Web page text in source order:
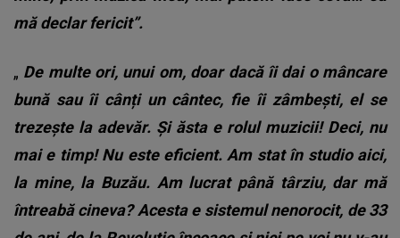
mă declar fericit”.
„ De multe ori, unui om, doar dacă îi dai o mâncare
bună sau îi cânți un cântec, fie îi zâmbești, el se
trezește la adevăr. Și ăsta e rolul muzicii! Deci, nu
mai e timp! Nu este eficient. Am stat în studio aici,
la mine, la Buzău. Am lucrat până târziu, dar mă
întreabă cineva? Acesta e sistemul nenorocit, de 33